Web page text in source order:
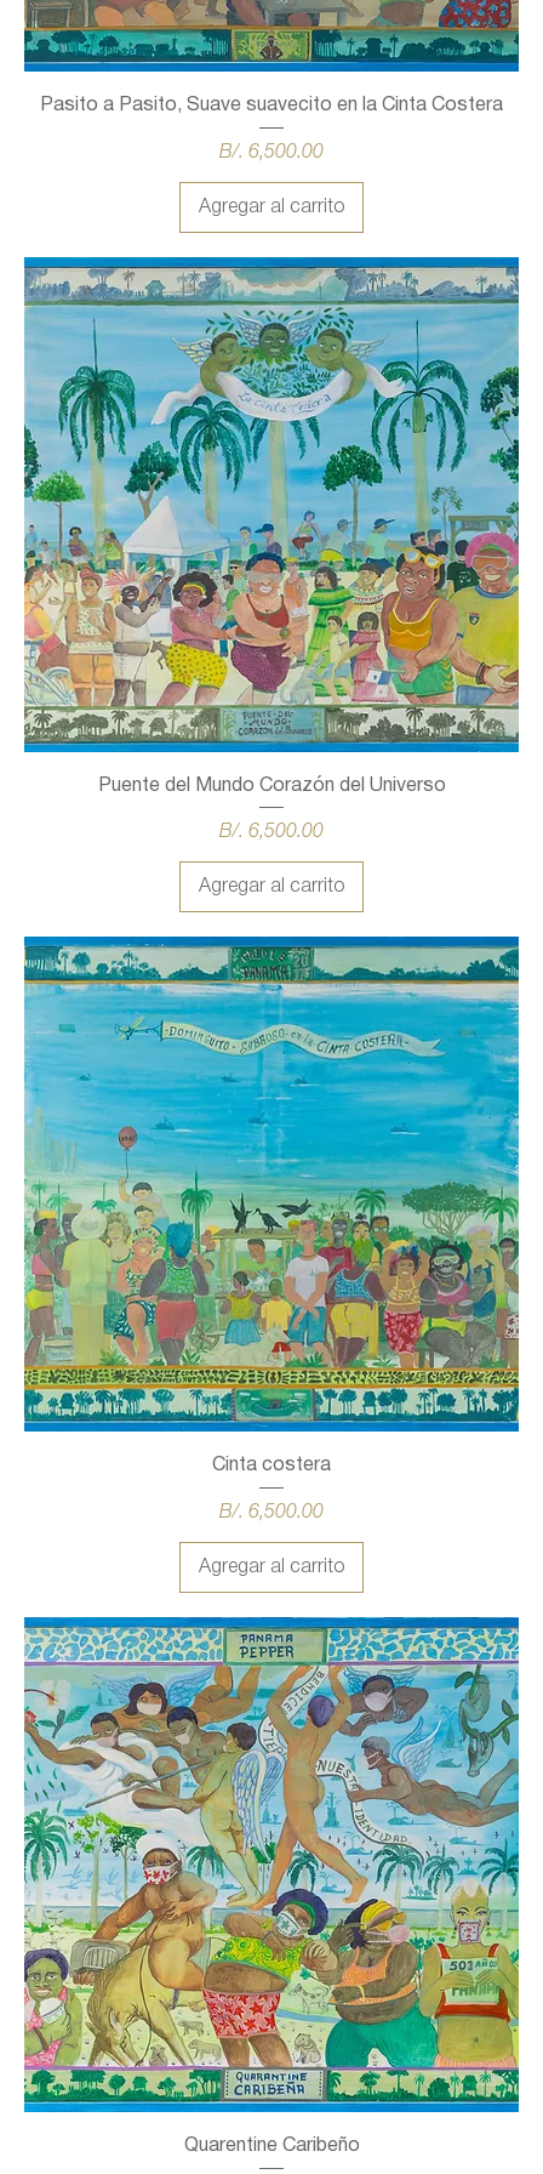
Pasito a Pasito, Suave suavecito en la Cinta Costera
Precio
B/. 6,500.00
Agregar al carrito
Puente del Mundo Corazón del Universo
Precio
B/. 6,500.00
Agregar al carrito
Cinta costera
Precio
B/. 6,500.00
Agregar al carrito
Quarentine Caribeño